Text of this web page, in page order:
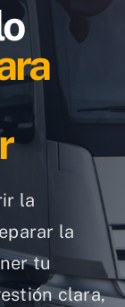
la
la
tu
clara,